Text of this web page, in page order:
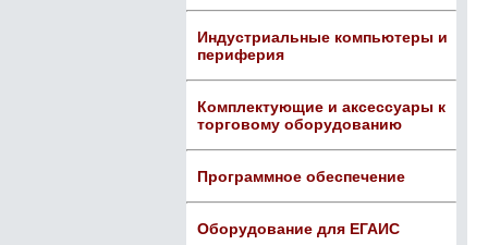
Индустриальные компьютеры и
периферия
Комплектующие и аксессуары к
торговому оборудованию
Программное обеспечение
Оборудование для ЕГАИС